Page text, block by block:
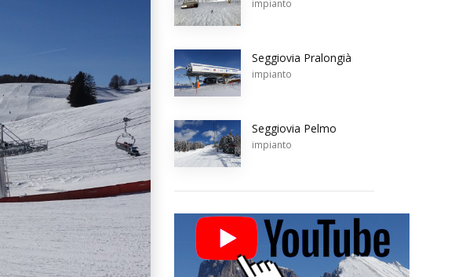
impianto
Seggiovia Pralongià
impianto
Seggiovia Pelmo
impianto